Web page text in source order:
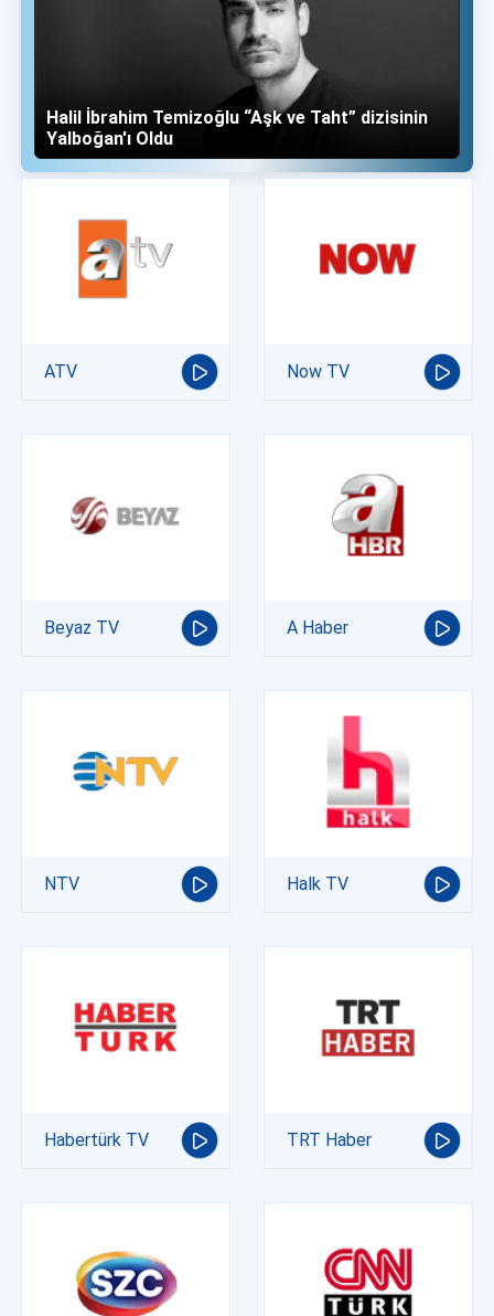
Halil İbrahim Temizoğlu “Aşk ve Taht” dizisinin
Yalboğan'ı Oldu
ATV Now TV
Beyaz TV A Haber
NTV Halk TV
Habertürk TV TRT Haber